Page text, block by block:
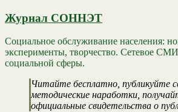
Журнал СОННЭТ
Социальное обслуживание населения:
эксперименты, творчество. Сетевое
социальной сферы.
Читайте бесплатно, публикуйте
методические наработки,
официальные свидетельства о